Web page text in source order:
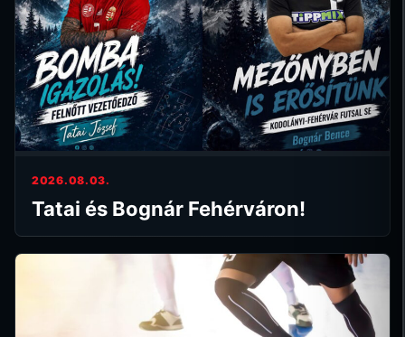
2026.08.03.
Tatai és Bognár Fehérváron!